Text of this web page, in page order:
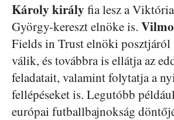
Károly király fia lesz a
György-kereszt elnöke is.
Fields in Trust elnöki posztjáról
válik, és továbbra is ellátja az
feladatait, valamint folytatja a
fellépéseket is. Legutóbb
európai futballbajnokság